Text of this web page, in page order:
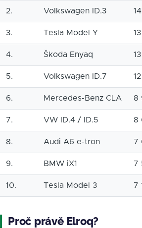
2. Volkswagen ID.3
3. Tesla Model Y
4. Škoda Enyaq
5. Volkswagen ID.7
6. Mercedes-Benz CLA 8
7. VW ID.4 / ID.5 8
8. Audi A6 e-tron 7
9. BMW iX1 7
10. Tesla Model 3 7
Proč právě Elroq?